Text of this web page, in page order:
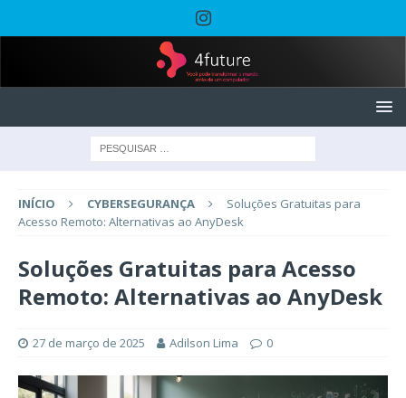
INÍCIO CYBERSEGURANÇA
Soluções Gratuitas para
Acesso Remoto: Alternativas ao AnyDesk
Soluções Gratuitas para Acesso
Remoto: Alternativas ao AnyDesk
27 de março de 2025 Adilson Lima 0